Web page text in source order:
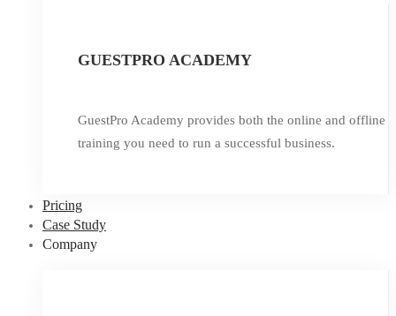
GUESTPRO ACADEMY
GuestPro Academy provides both the online and offline
training you need to run a successful business.
Pricing
Case Study
Company